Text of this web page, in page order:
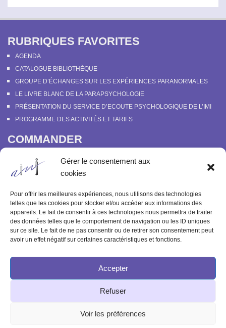
Gérer le consentement aux
cookies
Pour offrir les meilleures expériences, nous utilisons des technologies
telles que les cookies pour stocker et/ou accéder aux informations des
appareils. Le fait de consentir à ces technologies nous permettra de traiter
des données telles que le comportement de navigation ou les ID uniques
sur ce site. Le fait de ne pas consentir ou de retirer son consentement peut
avoir un effet négatif sur certaines caractéristiques et fonctions.
Accepter
Refuser
Voir les préférences
RUBRIQUES FAVORITES
AGENDA
CATALOGUE BIBLIOTHÈQUE
GROUPE D’ÉCHANGES SUR LES EXPÉRIENCES PARANORMALES
LE LIVRE BLANC DE LA PARAPSYCHOLOGIE
PRÉSENTATION DU SERVICE D’ECOUTE PSYCHOLOGIQUE DE L’IMI
PROGRAMME DES ACTIVITÉS ET TARIFS
COMMANDER
SOUTENIR L’INSTITUT MÉTAPSYCHIQUE
COMMANDER OU FEUILLETER “LE BULLETIN MÉTAPSYCHIQUE” ET
“MÉTAPSYCHIQUE”
ARCHIVES
ACTIVITÉS PASSÉES
© 2003-2025 INSTITUT MÉTAPSYCHIQUE
INTERNATIONAL
51 rue de l'Aqueduc 75010 Paris - Tél : 09 83 68 23 85